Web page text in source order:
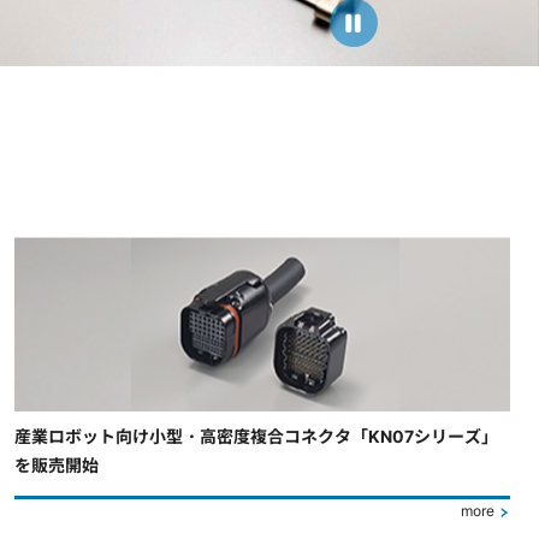
産業ロボット向け小型・高密度複合コネクタ「KN07シリーズ」
を販売開始
more